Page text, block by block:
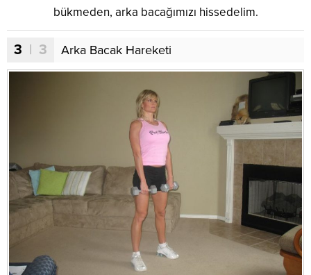
bükmeden, arka bacağımızı hissedelim.
3 | 3 Arka Bacak Hareketi